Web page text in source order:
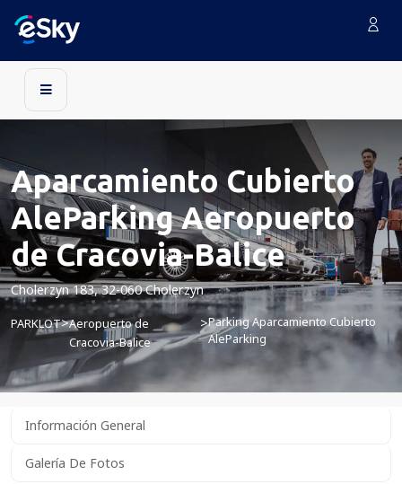
Aparcamiento Cubierto
AleParking Aeropuerto
de Cracovia-Balice
Cholerzyn 183, 32-060 Cholerzyn
PARKLOT>Aeropuerto de
Cracovia-Balice
>Parking Aparcamiento Cubierto
AleParking
Información General
Galería De Fotos